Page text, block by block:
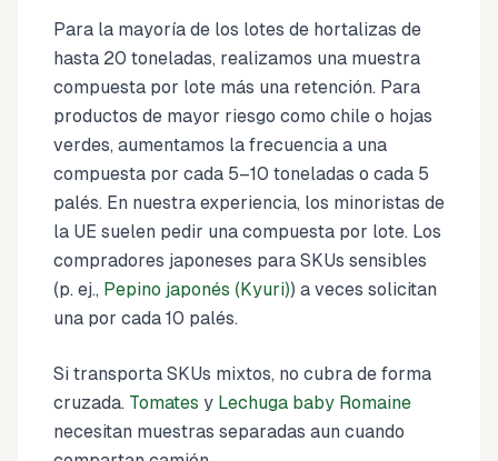
Para la mayoría de los lotes de hortalizas de
hasta 20 toneladas, realizamos una muestra
compuesta por lote más una retención. Para
productos de mayor riesgo como chile o hojas
verdes, aumentamos la frecuencia a una
compuesta por cada 5–10 toneladas o cada 5
palés. En nuestra experiencia, los minoristas de
la UE suelen pedir una compuesta por lote. Los
compradores japoneses para SKUs sensibles
(p. ej., Pepino japonés (Kyuri)) a veces solicitan
una por cada 10 palés.
Si transporta SKUs mixtos, no cubra de forma
cruzada. Tomates y Lechuga baby Romaine
necesitan muestras separadas aun cuando